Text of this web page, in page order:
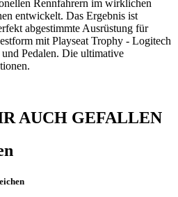
Rennfahrern im wirklichen
entwickelt. Das Ergebnis ist
abgestimmte Ausrüstung für
mit Playseat Trophy - Logitech
Pedalen. Die ultimative
AUCH GEFALLEN